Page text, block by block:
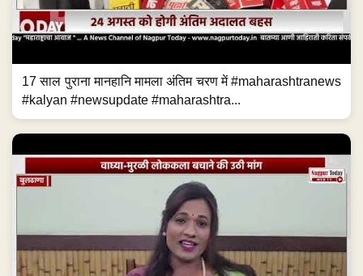
17 साल पुराना मानहानि मामला अंतिम चरण में #maharashtranews
#kalyan #newsupdate #maharashtra...